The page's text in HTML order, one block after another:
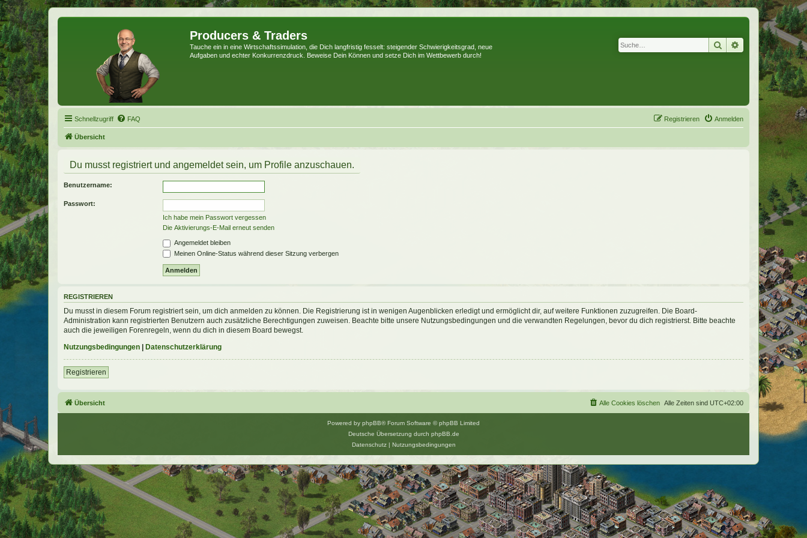
Producers & Traders
Tauche ein in eine Wirtschaftssimulation, die Dich langfristig fesselt: steigender Schwierigkeitsgrad, neue
Aufgaben und echter Konkurrenzdruck. Beweise Dein Können und setze Dich im Wettbewerb durch!
Suche Erweiterte Suche
Schnellzugriff FAQ Anmelden
Registrieren
Übersicht
Du musst registriert und angemeldet sein, um Profile anzuschauen.
Benutzername:
Passwort:
Ich habe mein Passwort vergessen
Die Aktivierungs-E-Mail erneut senden
Angemeldet bleiben
Meinen Online-Status während dieser Sitzung verbergen
REGISTRIEREN
Du musst in diesem Forum registriert sein, um dich anmelden zu können. Die Registrierung ist in wenigen Augenblicken erledigt und ermöglicht dir, auf weitere Funktionen zuzugreifen. Die Board-
Administration kann registrierten Benutzern auch zusätzliche Berechtigungen zuweisen. Beachte bitte unsere Nutzungsbedingungen und die verwandten Regelungen, bevor du dich registrierst. Bitte beachte
auch die jeweiligen Forenregeln, wenn du dich in diesem Board bewegst.
Nutzungsbedingungen | Datenschutzerklärung
Registrieren
Übersicht Alle Zeiten sind UTC+02:00
Alle Cookies löschen
Powered by phpBB® Forum Software © phpBB Limited
Deutsche Übersetzung durch phpBB.de
Datenschutz| Nutzungsbedingungen